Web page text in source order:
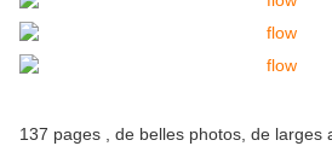
137 pages , de belles photos, de larges